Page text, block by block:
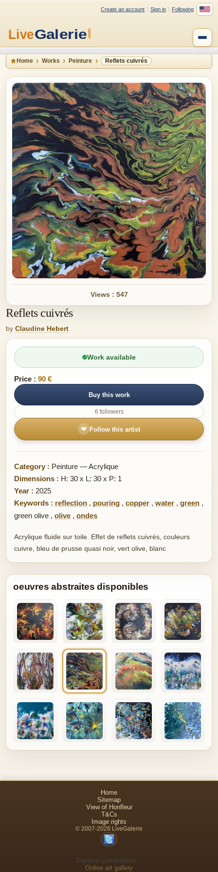
Create an account Sign in Following
Home Works Peinture Reflets cuivrés
Views : 547
Reflets cuivrés
by Claudine Hebert
Work available
Price : 90 €
Buy this work
6 followers
❤ Follow this artist
Category : Peinture — Acrylique
Dimensions : H: 30 x L: 30 x P: 1
Year : 2025
Keywords : reflection , pouring , copper , water , green ,
green olive , olive , ondes
Acrylique fluide sur toile. Effet de reflets cuivrés, couleurs
cuivre, bleu de prusse quasi noir, vert olive, blanc
oeuvres abstraites disponibles
Home
Sitemap
View of Honfleur
T&Cs
Image rights
© 2007-2026 LiveGalerie
Explore LiveGalerie:
Online art gallery